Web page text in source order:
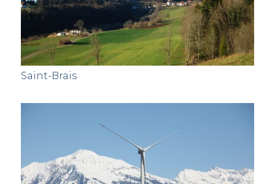
Saint-Brais